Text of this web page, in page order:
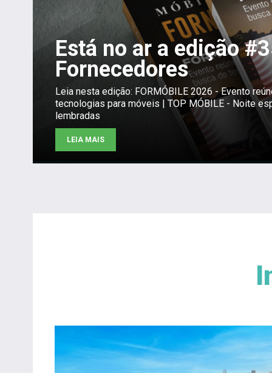
Está no ar a edição
Fornecedores
Leia nesta edição: FORMÓBILE 2026 - Evento
tecnologias para móveis | TOP MÓBILE - Noite
lembradas
LEIA MAIS